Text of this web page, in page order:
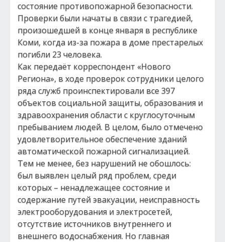
состояние противопожарной безопасности.
Проверки были начаты в связи с трагедией,
произошедшей в конце января в республике
Коми, когда из-за пожара в доме престарелых
погибли 23 человека.
Как передаёт корреспондент «Нового
Региона», в ходе проверок сотрудники целого
ряда служб проинспектировали все 397
объектов социальной защиты, образования и
здравоохранения области с круглосуточным
пребыванием людей. В целом, было отмечено
удовлетворительное обеспечение зданий
автоматической пожарной сигнализацией.
Тем не менее, без нарушений не обошлось:
был выявлен целый ряд проблем, среди
которых – ненадлежащее состояние и
содержание путей эвакуации, неисправность
электрооборудования и электросетей,
отсутствие источников внутреннего и
внешнего водоснабжения. Но главная